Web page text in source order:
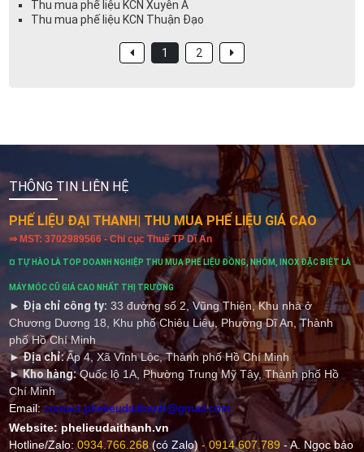
Thu mua phế liệu KCN Xuyên Á
Thu mua phế liệu KCN Thuận Đạo
1 2
THÔNG TIN LIÊN HỆ
PHẾ LIỆU ĐẠI THANH| THU MUA PHẾ LIỆU GIÁ CAO
⇒ MST: 3702989566 - Chi cục Thuế TP Dĩ An
¤ TỰ HÀO LÀ TOP DOANH NGHIỆP THU MUA PHẾ LIỆU ĐỒNG, NHÔM, INOX ĐẶC BIỆT LÀ
MÁY MÓC CŨ GIÁ CAO NHẤT THỊ TRƯỜNG
► Địa chỉ công ty: 33 đường số 2, Vũng Thiện, Khu nhà ở
Chương Dương 18, Khu phố Chiêu Liêu, Phường Dĩ An, Thành
phố Hồ Chí Minh
► Địa chỉ:Ấp 4, Xã Vĩnh Lộc, Thành phố Hồ Chí Minh
► Kho hàng: Quốc lộ 1A, Phường Trung Mỹ Tây, Thành phố Hồ
Chí Minh
Email:contact.phelieudaithanh@gmail.com
Website: phelieudaithanh.vn
Hotline/Zalo:0934.766.268(có Zalo) -0914.607.789 - A. Ngọc báo